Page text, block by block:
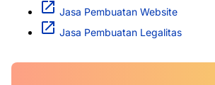
Jasa Pembuatan Website
Jasa Pembuatan Legalitas